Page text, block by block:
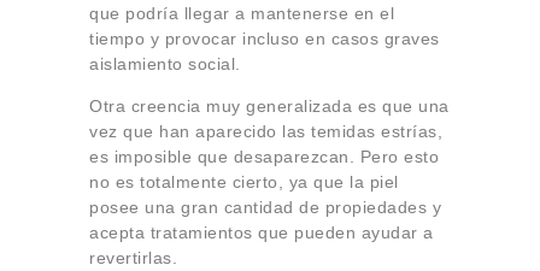
que podría llegar a mantenerse en el
tiempo y provocar incluso en casos graves
aislamiento social.
Otra creencia muy generalizada es que una
vez que han aparecido las temidas estrías,
es imposible que desaparezcan. Pero esto
no es totalmente cierto, ya que la piel
posee una gran cantidad de propiedades y
acepta tratamientos que pueden ayudar a
revertirlas.